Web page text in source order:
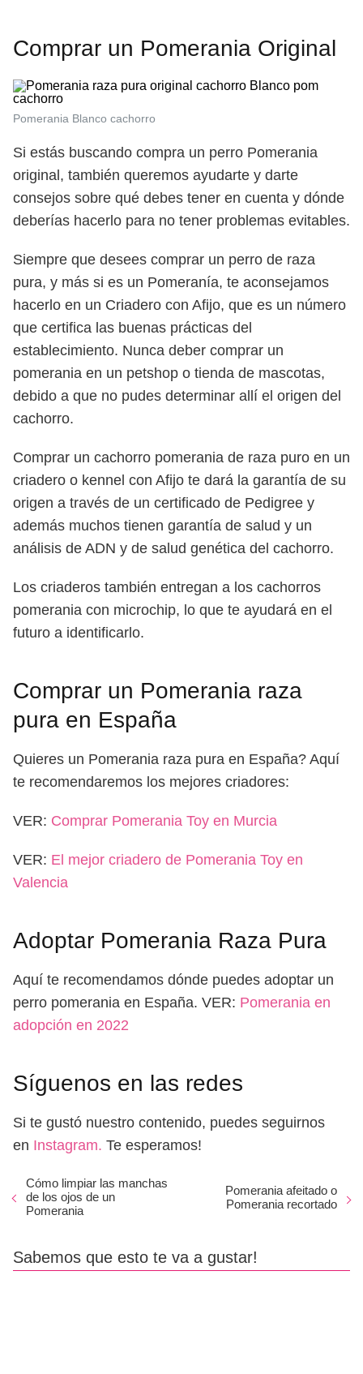
Comprar un Pomerania Original
Pomerania Blanco cachorro
Si estás buscando compra un perro Pomerania
original, también queremos ayudarte y darte
consejos sobre qué debes tener en cuenta y dónde
deberías hacerlo para no tener problemas evitables.
Siempre que desees comprar un perro de raza
pura, y más si es un Pomeranía, te aconsejamos
hacerlo en un Criadero con Afijo, que es un número
que certifica las buenas prácticas del
establecimiento. Nunca deber comprar un
pomerania en un petshop o tienda de mascotas,
debido a que no pudes determinar allí el origen del
cachorro.
Comprar un cachorro pomerania de raza puro en un
criadero o kennel con Afijo te dará la garantía de su
origen a través de un certificado de Pedigree y
además muchos tienen garantía de salud y un
análisis de ADN y de salud genética del cachorro.
Los criaderos también entregan a los cachorros
pomerania con microchip, lo que te ayudará en el
futuro a identificarlo.
Comprar un Pomerania raza
pura en España
Quieres un Pomerania raza pura en España? Aquí
te recomendaremos los mejores criadores:
VER: Comprar Pomerania Toy en Murcia
VER: El mejor criadero de Pomerania Toy en
Valencia
Adoptar Pomerania Raza Pura
Aquí te recomendamos dónde puedes adoptar un
perro pomerania en España. VER: Pomerania en
adopción en 2022
Síguenos en las redes
Si te gustó nuestro contenido, puedes seguirnos
en Instagram. Te esperamos!
Cómo limpiar las manchas
de los ojos de un
Pomerania
Pomerania afeitado o
Pomerania recortado
Sabemos que esto te va a gustar!